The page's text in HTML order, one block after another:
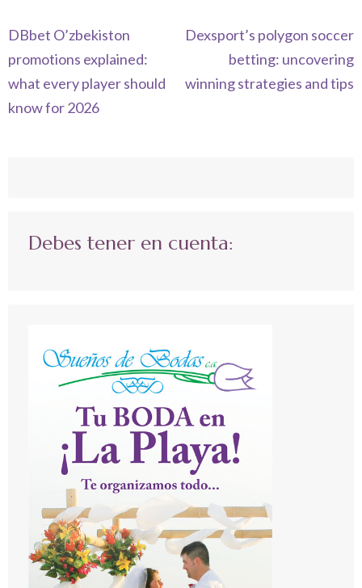
Navegación
de
entradas
DBbet O’zbekiston
promotions explained:
what every player should
know for 2026
Dexsport’s polygon soccer
betting: uncovering
winning strategies and tips
Debes tener en cuenta: